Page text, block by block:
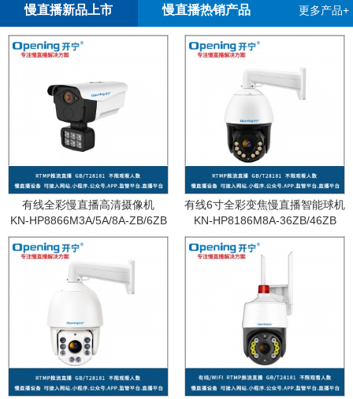
慢直播新品上市 慢直播热销产品 更多产品+
有线全彩慢直播高清摄像机
KN-HP8866M3A/5A/8A-ZB/6ZB
有线6寸全彩变焦慢直播智能球机
KN-HP8186M8A-36ZB/46ZB